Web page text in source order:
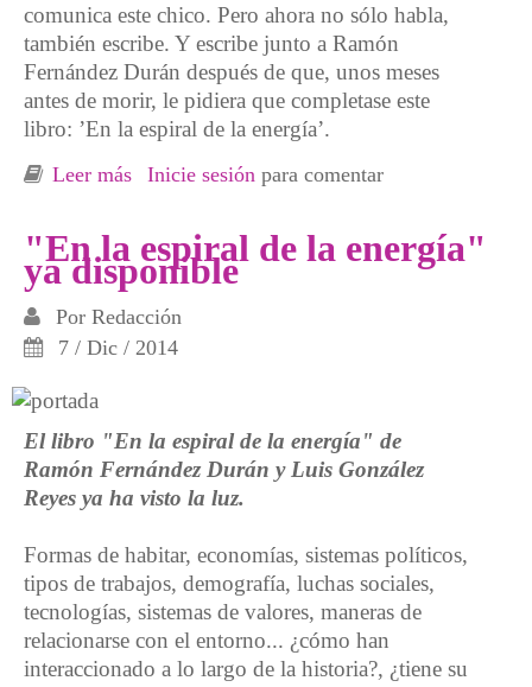
comunica este chico. Pero ahora no sólo habla,
también escribe. Y escribe junto a Ramón
Fernández Durán después de que, unos meses
antes de morir, le pidiera que completase este
libro: ’En la espiral de la energía’.
Leer más sobre El capitalismo global necesita una base
Inicie sesión para comentar
"En la espiral de la energía"
ya disponible
Por Redacción
7 / Dic / 2014
El libro "En la espiral de la energía" de
Ramón Fernández Durán y Luis González
Reyes ya ha visto la luz.
Formas de habitar, economías, sistemas políticos,
tipos de trabajos, demografía, luchas sociales,
tecnologías, sistemas de valores, maneras de
relacionarse con el entorno... ¿cómo han
interaccionado a lo largo de la historia?, ¿tiene su